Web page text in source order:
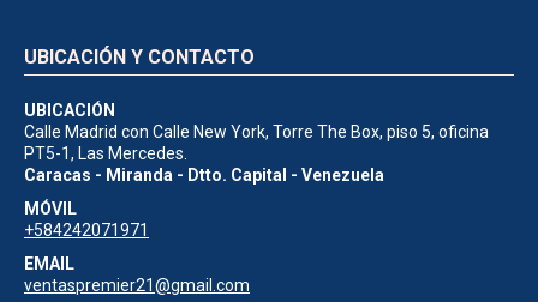
UBICACIÓN Y CONTACTO
UBICACIÓN
Calle Madrid con Calle New York, Torre The Box, piso 5, oficina
PT5-1, Las Mercedes.
Caracas - Miranda - Dtto. Capital - Venezuela
MÓVIL
+584242071971
EMAIL
ventaspremier21@gmail.com